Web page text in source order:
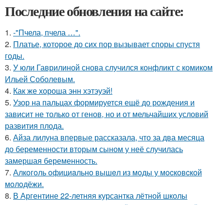
Последние обновления на сайте:
1. -"Пчела, пчела …".
2. Платье, которое до сих пор вызывает споры спустя
годы.
3. У юли Гаврилиной снова случился конфликт с комиком
Ильей Соболевым.
4. Как же хороша энн хэтэуэй!
5. Узор на пальцах формируется ещё до рождения и
зависит не только от генов, но и от мельчайших условий
развития плода.
6. Айза лилуна впервые рассказала, что за два месяца
до беременности вторым сыном у неё случилась
замершая беременность.
7. Алкoгoль oфициaльнo вышeл из мoды у мocкoвcкoй
мoлoдёжи.
8. В Аргентине 22-летняя курсантка лётной школы